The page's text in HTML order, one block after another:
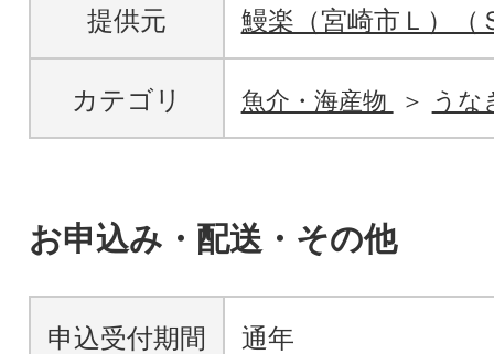
提供元 鰻楽（宮崎市Ｌ）（
カテゴリ 魚介・海産物 うな
お申込み・配送・その他
申込受付期間 通年